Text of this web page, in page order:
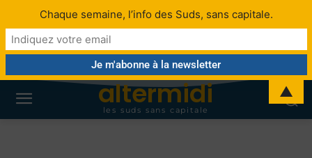
altermidi
les suds sans capitale
Chaque semaine, l’info des Suds, sans capitale.
▲